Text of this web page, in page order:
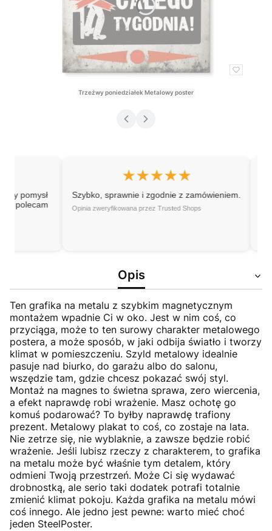
Trzeźwy poniedziałek Metalowy poster
★★★★★
Szybko, sprawnie i zgodnie z zamówieniem.
Opinia zweryfikowana przez Trusted Shops
"Great
Opis
Ten grafika na metalu z szybkim magnetycznym
montażem wpadnie Ci w oko. Jest w nim coś, co
przyciąga, może to ten surowy charakter metalowego
postera, a może sposób, w jaki odbija światło i tworzy
klimat w pomieszczeniu. Szyld metalowy idealnie
pasuje nad biurko, do garażu albo do salonu,
wszędzie tam, gdzie chcesz pokazać swój styl.
Montaż na magnes to świetna sprawa, zero wiercenia,
a efekt naprawdę robi wrażenie. Masz ochotę go
komuś podarować? To byłby naprawdę trafiony
prezent. Metalowy plakat to coś, co zostaje na lata.
Nie zetrze się, nie wyblaknie, a zawsze będzie robić
wrażenie. Jeśli lubisz rzeczy z charakterem, to grafika
na metalu może być właśnie tym detalem, który
odmieni Twoją przestrzeń. Może Ci się wydawać
drobnostką, ale serio taki dodatek potrafi totalnie
zmienić klimat pokoju. Każda grafika na metalu mówi
coś innego. Ale jedno jest pewne: warto mieć choć
jeden SteelPoster.